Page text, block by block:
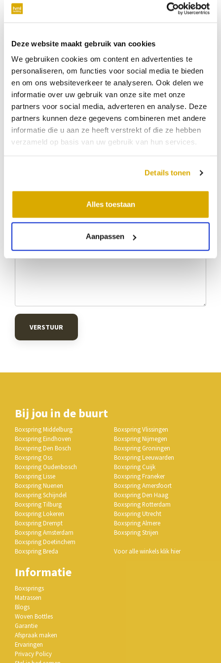
Deze website maakt gebruik van cookies
We gebruiken cookies om content en advertenties te
personaliseren, om functies voor social media te bieden
en om ons websiteverkeer te analyseren. Ook delen we
informatie over uw gebruik van onze site met onze
partners voor social media, adverteren en analyse. Deze
partners kunnen deze gegevens combineren met andere
informatie die u aan ze heeft verstrekt of die ze hebben
verzameld op basis van uw gebruik van hun services.
Details tonen
Alles toestaan
Aanpassen
verplicht
niet verplicht
Datum:03-07-2026
Tijdstip:
Verkooppunt
VERSTUUR
Bij jou in de buurt
Boxspring Middelburg
Boxspring Eindhoven
Boxspring Den Bosch
Boxspring Oss
Boxspring Oudenbosch
Boxspring Lisse
Boxspring Nuenen
Boxspring Schijndel
Boxspring Tilburg
Boxspring Lokeren
Boxspring Drempt
Boxspring Amsterdam
Boxspring Doetinchem
Boxspring Breda
Boxspring Vlissingen
Boxspring Nijmegen
Boxspring Groningen
Boxspring Leeuwarden
Boxspring Cuijk
Boxspring Franeker
Boxspring Amersfoort
Boxspring Den Haag
Boxspring Rotterdam
Boxspring Utrecht
Boxspring Almere
Boxspring Strijen
Voor alle winkels klik hier
Informatie
Boxsprings
Matrassen
Blogs
Woven Bottles
Garantie
Afspraak maken
Ervaringen
Privacy Policy